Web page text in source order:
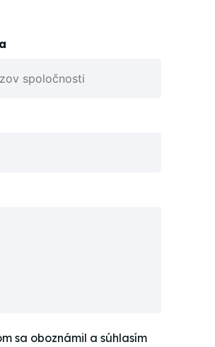
sa oboznámil a súhlasím